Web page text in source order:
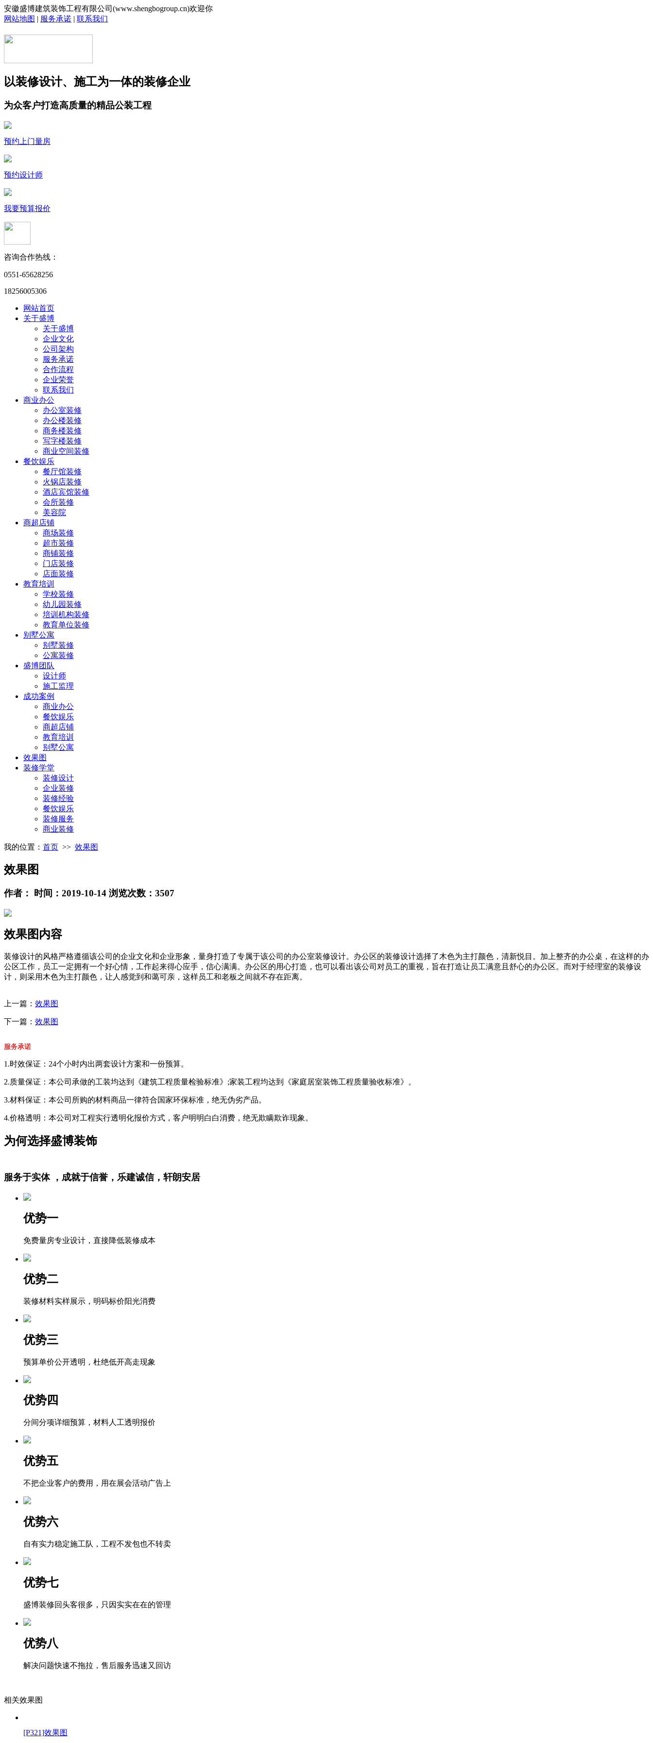
安徽盛博建筑装饰工程有限公司(www.shengbogroup.cn)欢迎你
网站地图 | 服务承诺 | 联系我们
以装修设计、施工为一体的装修企业
为众客户打造高质量的精品公装工程
预约上门量房
预约设计师
我要预算报价
咨询合作热线：
0551-65628256
18256005306
网站首页
关于盛博
关于盛博
企业文化
公司架构
服务承诺
合作流程
企业荣誉
联系我们
商业办公
办公室装修
办公楼装修
商务楼装修
写字楼装修
商业空间装修
餐饮娱乐
餐厅馆装修
火锅店装修
酒店宾馆装修
会所装修
美容院
商超店铺
商场装修
超市装修
商铺装修
门店装修
店面装修
教育培训
学校装修
幼儿园装修
培训机构装修
教育单位装修
别墅公寓
别墅装修
公寓装修
盛博团队
设计师
施工监理
成功案例
商业办公
餐饮娱乐
商超店铺
教育培训
别墅公寓
效果图
装修学堂
装修设计
企业装修
装修经验
餐饮娱乐
装修服务
商业装修
我的位置： 首页 >> 效果图
效果图
作者： 时间：2019-10-14 浏览次数：3507
效果图内容
装修设计的风格严格遵循该公司的企业文化和企业形象，量身打造了专属于该公司的办公室装修设计。办公区的装修设计选择了木色为主打颜色，清新悦目。加上整齐的办公桌，在这样的办
公区工作，员工一定拥有一个好心情，工作起来得心应手，信心满满。办公区的用心打造，也可以看出该公司对员工的重视，旨在打造让员工满意且舒心的办公区。而对于经理室的装修设
计，则采用木色为主打颜色，让人感觉到和蔼可亲，这样员工和老板之间就不存在距离。
上一篇： 效果图
下一篇： 效果图
服务承诺
1.时效保证：24个小时内出两套设计方案和一份预算。
2.质量保证：本公司承做的工装均达到《建筑工程质量检验标准》;家装工程均达到《家庭居室装饰工程质量验收标准》。
3.材料保证：本公司所购的材料商品一律符合国家环保标准，绝无伪劣产品。
4.价格透明：本公司对工程实行透明化报价方式，客户明明白白消费，绝无欺瞒欺诈现象。
为何选择盛博装饰
服务于实体 ，成就于信誉，乐建诚信，轩朗安居
优势一
免费量房专业设计，直接降低装修成本
优势二
装修材料实样展示，明码标价阳光消费
优势三
预算单价公开透明，杜绝低开高走现象
优势四
分间分项详细预算，材料人工透明报价
优势五
不把企业客户的费用，用在展会活动广告上
优势六
自有实力稳定施工队，工程不发包也不转卖
优势七
盛博装修回头客很多，只因实实在在的管理
优势八
解决问题快速不拖拉，售后服务迅速又回访
相关效果图
[P321]效果图